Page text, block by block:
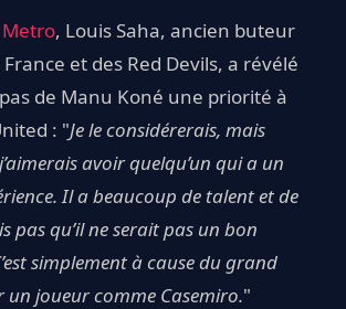
Metro, Louis Saha, ancien buteur
et des Red Devils, a révélé
de Manu Koné une priorité à
: "Je le considérerais, mais
avoir quelqu’un qui a un
Il a beaucoup de talent et de
pas qu’il ne serait pas un bon
simplement à cause du grand
un joueur comme Casemiro."